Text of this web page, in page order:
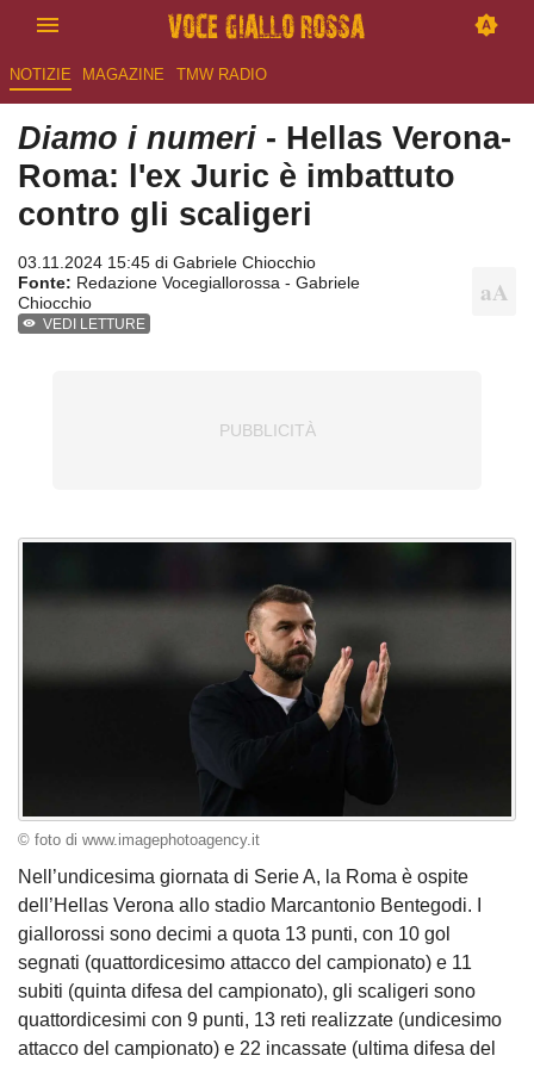
NOTIZIE MAGAZINE TMW RADIO
Diamo i numeri - Hellas Verona-
Roma: l'ex Juric è imbattuto
contro gli scaligeri
03.11.2024 15:45 di Gabriele Chiocchio
Fonte: Redazione Vocegiallorossa - Gabriele
Chiocchio
VEDI LETTURE
© foto di www.imagephotoagency.it
Nell’undicesima giornata di Serie A, la Roma è ospite
dell’Hellas Verona allo stadio Marcantonio Bentegodi. I
giallorossi sono decimi a quota 13 punti, con 10 gol
segnati (quattordicesimo attacco del campionato) e 11
subiti (quinta difesa del campionato), gli scaligeri sono
quattordicesimi con 9 punti, 13 reti realizzate (undicesimo
attacco del campionato) e 22 incassate (ultima difesa del